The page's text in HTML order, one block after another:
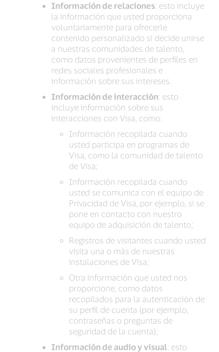
Información de relaciones: esto incluye
la información que usted proporciona
voluntariamente para ofrecerle
contenido personalizado si decide unirse
a nuestras comunidades de talento,
como datos provenientes de perfiles en
redes sociales profesionales e
información sobre sus intereses.
Información de interacción: esto
incluye información sobre sus
interacciones con Visa, como:
Información recopilada cuando
usted participa en programas de
Visa, como la comunidad de talento
de Visa;
Información recopilada cuando
usted se comunica con el equipo de
Privacidad de Visa, por ejemplo, si se
pone en contacto con nuestro
equipo de adquisición de talento;
Registros de visitantes cuando usted
visita una o más de nuestras
instalaciones de Visa;
Otra información que usted nos
proporcione, como datos
recopilados para la autenticación de
su perfil de cuenta (por ejemplo,
contraseñas o preguntas de
seguridad de la cuenta);
Información de audio y visual: esto